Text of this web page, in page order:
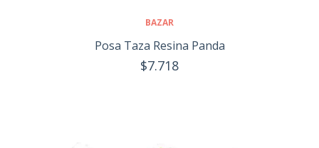
BAZAR
Posa Taza Resina Panda
$7.718